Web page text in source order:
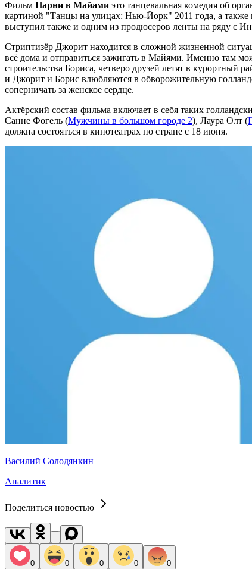
Фильм Парни в Майами это танцевальная комедия об
картиной "Танцы на улицах: Нью-Йорк" 2011 года, а
выступил также и одним из продюсеров ленты на ряду с
Стриптизёр Джорит находится в сложной жизненной
всё дома и отправиться зажигать в Майями. Именно там
строительства Бориса, четверо друзей летят в курортный
и Джорит и Борис влюбляются в обворожительную
соперничать за женское сердце.
Актёрский состав фильма включает в себя таких
Санне Фогель (Мужчины в большом городе 2), Лаура Олт (
должна состояться в кинотеатрах по стране с 18 июня.
Василий Солодянкин
Аналитик
Поделиться новостью
0 0 0 0 0